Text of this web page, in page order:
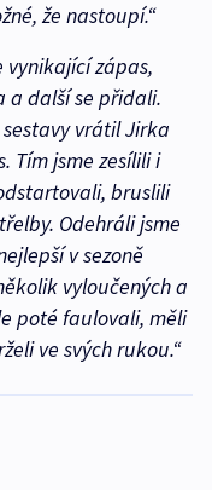
že nastoupí.“
vynikající zápas,
a další se přidali.
vrátil Jirka
Tím jsme zesílili i
bruslili
Odehráli jsme
v sezoně
vyloučených a
poté faulovali, měli
ve svých rukou.“